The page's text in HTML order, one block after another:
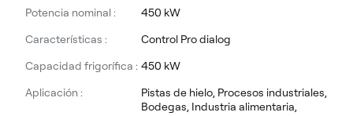
Potencia nominal :
450 kW
Características :
Control Pro dialog
Capacidad frigorífica : 450 kW
Aplicación :
Pistas de hielo, Procesos industriales,
Bodegas, Industria alimentaria,